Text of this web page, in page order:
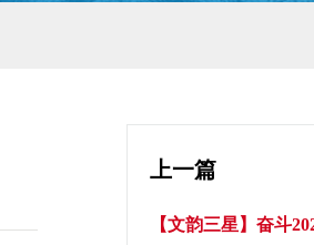
上一篇
【文韵三星】奋斗